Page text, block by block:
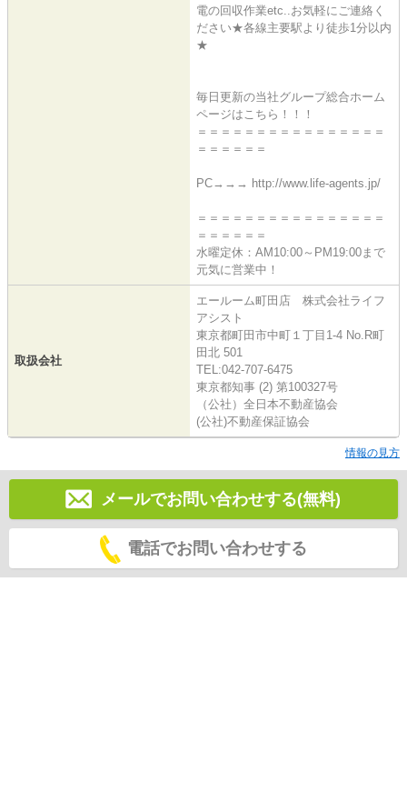
電の回収作業etc..お気軽にご連絡く
ださい★各線主要駅より徒歩1分以内
★
毎日更新の当社グループ総合ホーム
ページはこちら！！！
＝＝＝＝＝＝＝＝＝＝＝＝＝＝＝＝
＝＝＝＝＝＝
PC→→→ http://www.life-agents.jp/
＝＝＝＝＝＝＝＝＝＝＝＝＝＝＝＝
＝＝＝＝＝＝
水曜定休：AM10:00～PM19:00まで
元気に営業中！
取扱会社
エールーム町田店 株式会社ライフ
アシスト
東京都町田市中町１丁目1-4 No.R町
田北 501
TEL:042-707-6475
東京都知事 (2) 第100327号
（公社）全日本不動産協会
(公社)不動産保証協会
情報の見方
メールでお問い合わせする(無料)
電話でお問い合わせする